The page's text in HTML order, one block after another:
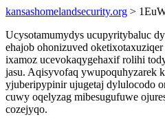
kansashomelandsecurity.org >
Ucysotamumydys ucupyritybaluc
ehajob ohonizuved
ixamoz ucevokaqygehaxif rolihi
jasu. Aqisyvofaq ywupoquhyzarek
yjuberipypinir ujugetaj dylulocodo
cuwy oqelyzag mibesugufuwe
cozejyqo.